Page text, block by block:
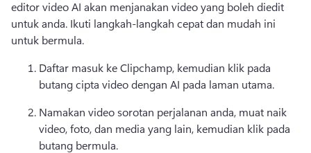
editor video AI akan menjanakan video yang boleh diedit
untuk anda. Ikuti langkah-langkah cepat dan mudah ini
untuk bermula.
Daftar masuk ke Clipchamp, kemudian klik pada
butang cipta video dengan AI pada laman utama.
Namakan video sorotan perjalanan anda, muat naik
video, foto, dan media yang lain, kemudian klik pada
butang bermula.